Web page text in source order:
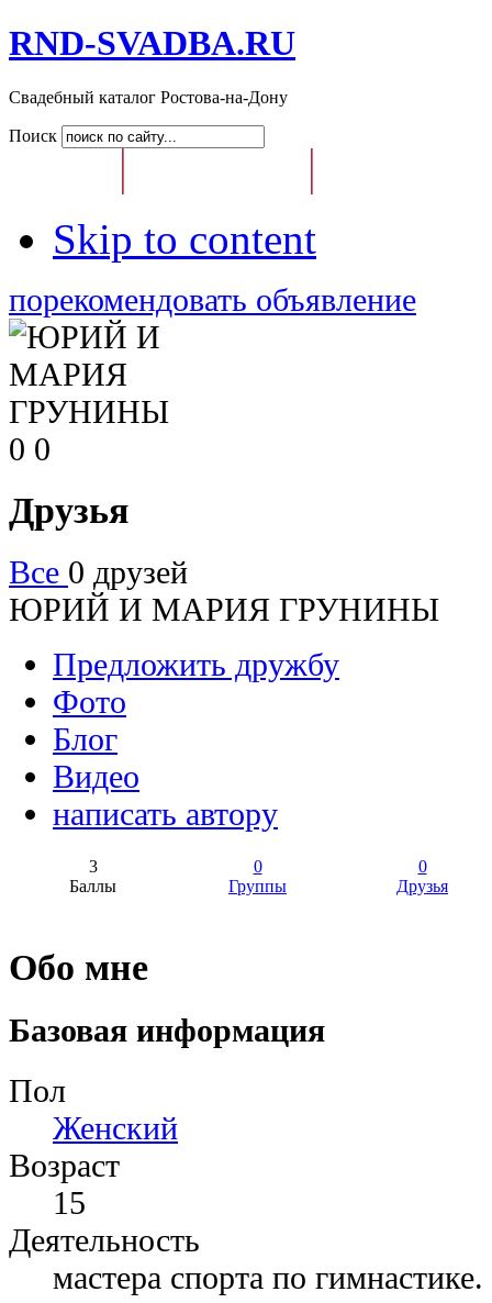
RND-SVADBA.RU
Свадебный каталог Ростова-на-Дону
Поиск
Skip to content
порекомендовать объявление
0 0
Друзья
Все 0 друзей
ЮРИЙ И МАРИЯ ГРУНИНЫ
Предложить дружбу
Фото
Блог
Видео
написать автору
3
Баллы
0
Группы
0
Друзья
Обо мне
Базовая информация
Пол
Женский
Возраст
15
Деятельность
мастера спорта по гимнастике.